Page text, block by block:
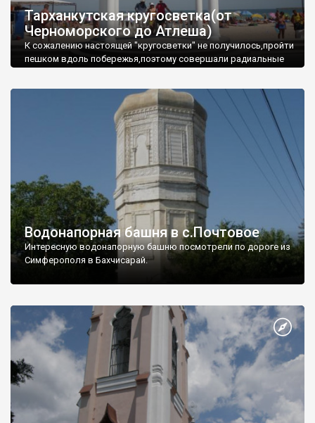
Тарханкутская кругосветка(от
Черноморского до Атлеша)
К сожалению настоящей "кругосветки" не получилось,пройти
пешком вдоль побережья,поэтому совершали радиальные
Водонапорная башня в с.Почтовое
Интересную водонапорную башню посмотрели по дороге из
Симферополя в Бахчисарай.